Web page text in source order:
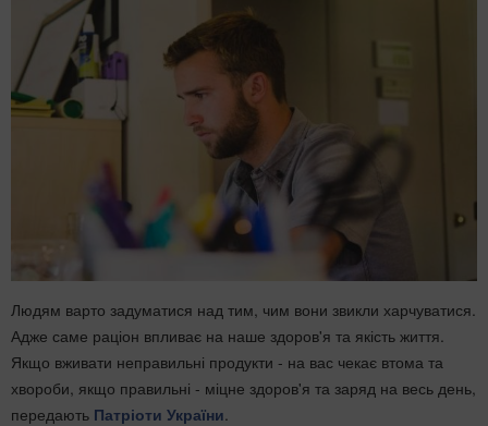
Людям варто задуматися над тим, чим вони звикли харчуватися.
Адже саме раціон впливає на наше здоров'я та якість життя.
Якщо вживати неправильні продукти - на вас чекає втома та
хвороби, якщо правильні - міцне здоров'я та заряд на весь день,
передають Патріоти України